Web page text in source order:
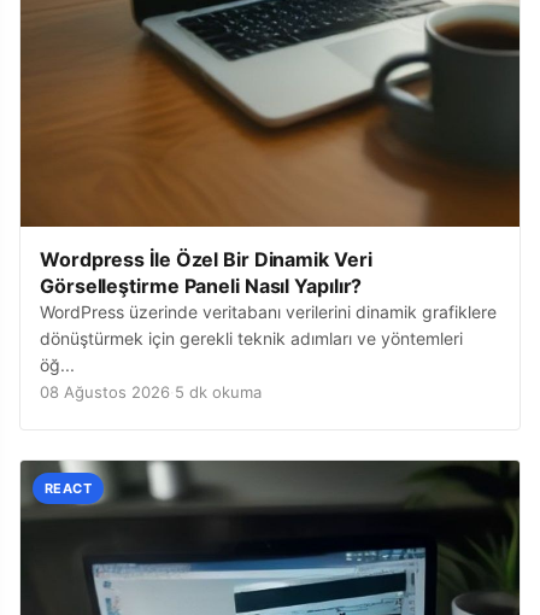
Wordpress İle Özel Bir Dinamik Veri
Görselleştirme Paneli Nasıl Yapılır?
WordPress üzerinde veritabanı verilerini dinamik grafiklere
dönüştürmek için gerekli teknik adımları ve yöntemleri
öğ...
08 Ağustos 2026 5 dk okuma
REACT